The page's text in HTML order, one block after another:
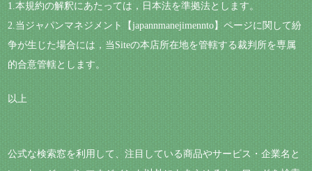
1.本規約の解釈にあたっては，日本法を準拠法とします。
2.当ジャパンマネジメント【japannmanejimennto】ページに関して紛
争が生じた場合には，当Siteの本店所在地を管轄する裁判所を専属
的合意管轄とします。
以上
公式な検索窓を利用して、注目している商品やサービス・企業名と